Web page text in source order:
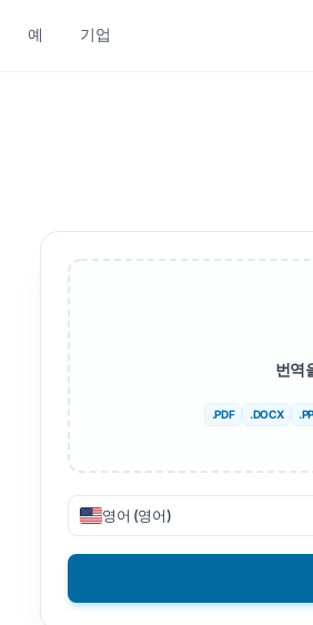
TXT에서 XLSX로
JPG to PDF
PNG에서 PDF로
DOCX에서 TXT로
슬로베니
스와힐리
알바니아
필리핀어
예 기업
번역
.PDF .DOCX
영어 (영어)